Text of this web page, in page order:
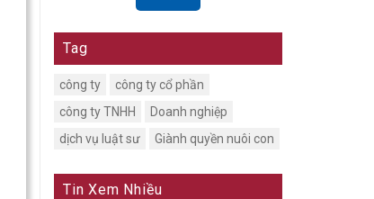
Tag
công ty
công ty cổ phần
công ty TNHH
Doanh nghiệp
dịch vụ luật sư
Giành quyền nuôi con
Tin Xem Nhiều